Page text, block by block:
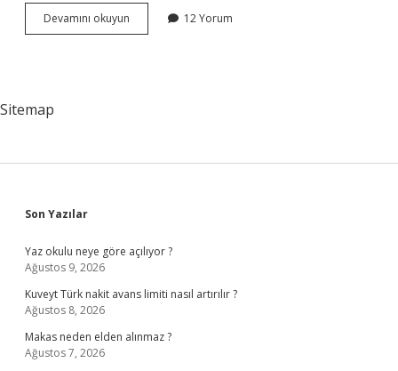
Devamını okuyun
Adet
12 Yorum
Sitemap
Sidebar
Son Yazılar
Yaz okulu neye göre açılıyor ?
Ağustos 9, 2026
Kuveyt Türk nakit avans limiti nasıl artırılır ?
Ağustos 8, 2026
Makas neden elden alınmaz ?
Ağustos 7, 2026